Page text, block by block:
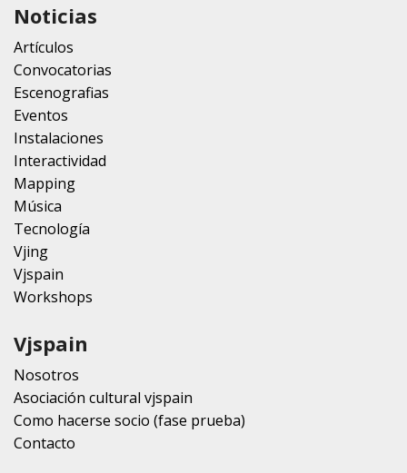
Noticias
Artículos
Convocatorias
Escenografias
Eventos
Instalaciones
Interactividad
Mapping
Música
Tecnología
Vjing
Vjspain
Workshops
Vjspain
Nosotros
Asociación cultural vjspain
Como hacerse socio (fase prueba)
Contacto